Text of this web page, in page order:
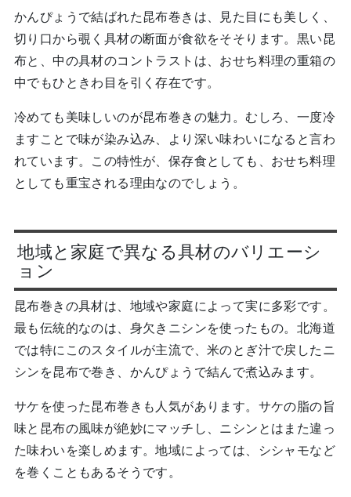
かんぴょうで結ばれた昆布巻きは、見た目にも美しく、
切り口から覗く具材の断面が食欲をそそります。黒い昆
布と、中の具材のコントラストは、おせち料理の重箱の
中でもひときわ目を引く存在です。
冷めても美味しいのが昆布巻きの魅力。むしろ、一度冷
ますことで味が染み込み、より深い味わいになると言わ
れています。この特性が、保存食としても、おせち料理
としても重宝される理由なのでしょう。
地域と家庭で異なる具材のバリエーシ
ョン
昆布巻きの具材は、地域や家庭によって実に多彩です。
最も伝統的なのは、身欠きニシンを使ったもの。北海道
では特にこのスタイルが主流で、米のとぎ汁で戻したニ
シンを昆布で巻き、かんぴょうで結んで煮込みます。
サケを使った昆布巻きも人気があります。サケの脂の旨
味と昆布の風味が絶妙にマッチし、ニシンとはまた違っ
た味わいを楽しめます。地域によっては、シシャモなど
を巻くこともあるそうです。